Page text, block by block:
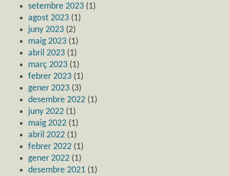
setembre 2023 (1)
agost 2023 (1)
juny 2023 (2)
maig 2023 (1)
abril 2023 (1)
març 2023 (1)
febrer 2023 (1)
gener 2023 (3)
desembre 2022 (1)
juny 2022 (1)
maig 2022 (1)
abril 2022 (1)
febrer 2022 (1)
gener 2022 (1)
desembre 2021 (1)